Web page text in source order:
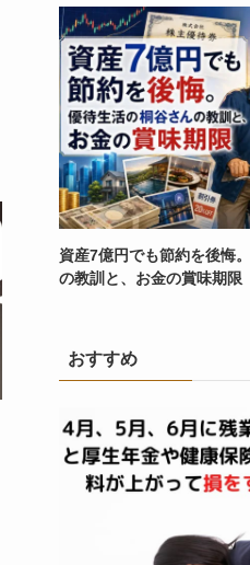
資産7億円でも節約を後悔
の教訓と、お金の賞味期限
おすすめ